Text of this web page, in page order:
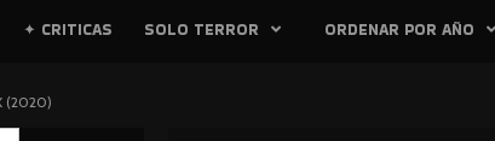
✦ CRITICAS SOLO TERROR ORDENAR POR AÑO
(2020)